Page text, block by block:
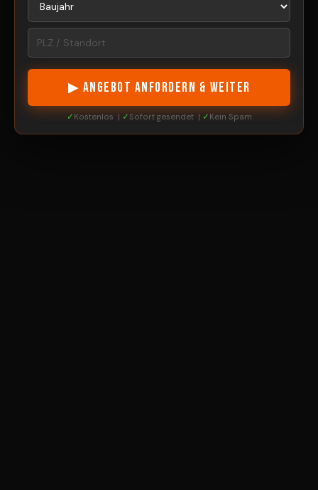
▶ ANGEBOT ANFORDERN & WEITER
✓ Kostenlos | ✓ Sofort gesendet | ✓ Kein Spam